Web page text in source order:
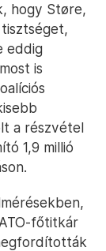
hogy Støre,
eddig
is
a részvétel
1,9 millió
főtitkár